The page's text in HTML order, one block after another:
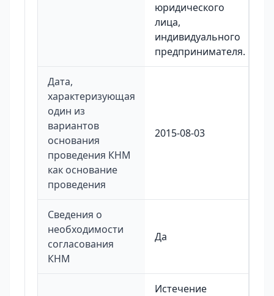
юридического
лица,
индивидуального
предпринимателя.
Дата,
характеризующая
один из
вариантов
основания
проведения КНМ
как основание
проведения
2015-08-03
Сведения о
необходимости
согласования
КНМ
Да
Истечение